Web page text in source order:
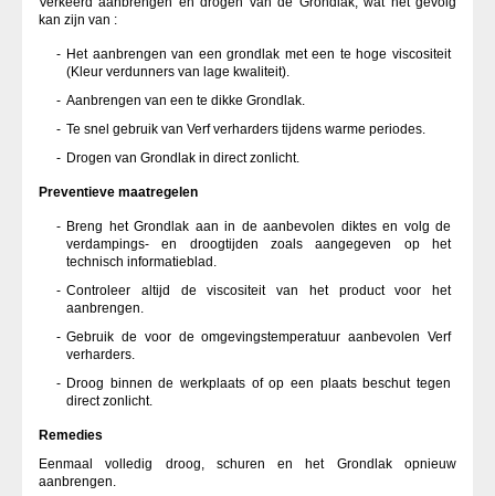
kan zijn van :
Het aanbrengen van een grondlak met een te hoge viscositeit
(Kleur verdunners van lage kwaliteit).
Aanbrengen van een te dikke Grondlak.
Te snel gebruik van Verf verharders tijdens warme periodes.
Drogen van Grondlak in direct zonlicht.
Preventieve maatregelen
Breng het Grondlak aan in de aanbevolen diktes en volg de
verdampings- en droogtijden zoals aangegeven op het
technisch informatieblad.
Controleer altijd de viscositeit van het product voor het
aanbrengen.
Gebruik de voor de omgevingstemperatuur aanbevolen Verf
verharders.
Droog binnen de werkplaats of op een plaats beschut tegen
direct zonlicht.
Remedies
Eenmaal volledig droog, schuren en het Grondlak opnieuw
aanbrengen.